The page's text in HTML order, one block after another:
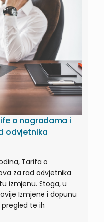
o nagradama i
odvjetnika
Tarifa o
za rad odvjetnika
izmjenu. Stoga, u
Izmjene i dopunu
te ih